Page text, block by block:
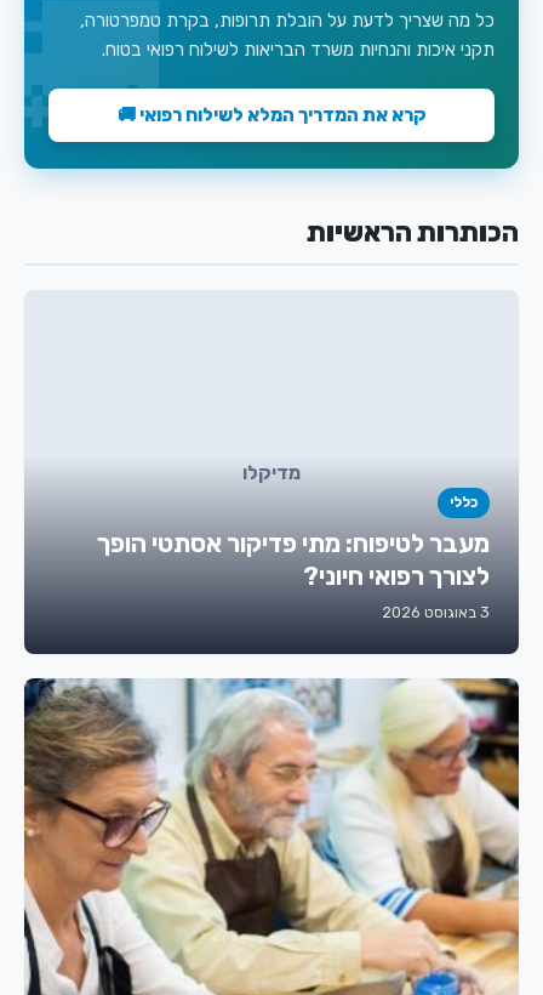
כל מה שצריך לדעת על הובלת תרופות, בקרת טמפרטורה,
תקני איכות והנחיות משרד הבריאות לשילוח רפואי בטוח.
קרא את המדריך המלא לשילוח רפואי 🚚
הכותרות הראשיות
מדיקלו
כללי
מעבר לטיפוח: מתי פדיקור אסתטי הופך
לצורך רפואי חיוני?
3 באוגוסט 2026